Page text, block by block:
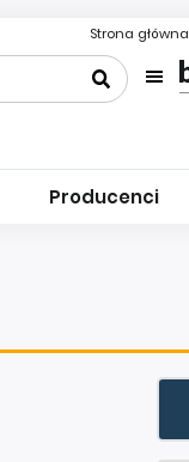
Strona główna
Producenci